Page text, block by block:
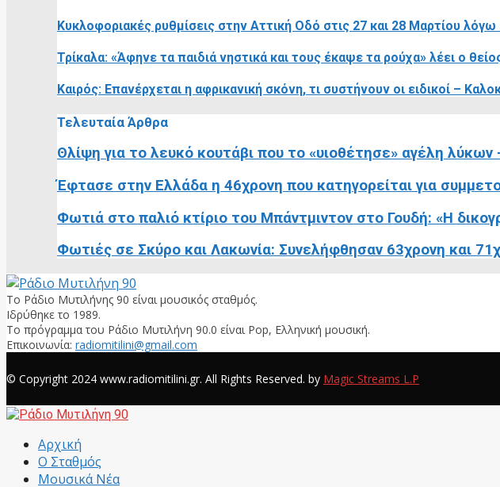
Κυκλοφοριακές ρυθμίσεις στην Αττική Οδό στις 27 και 28 Μαρτίου
Τρίκαλα: «Άφηνε τα παιδιά νηστικά και τους έκαψε τα ρούχα» λέει ο
Καιρός: Επανέρχεται η αφρικανική σκόνη, τι συστήνουν οι ειδικοί –
Τελευταία Άρθρα
Θλίψη για το λευκό κουτάβι που το «υιοθέτησε» αγέλη λύκων
Έφτασε στην Ελλάδα η 46χρονη που κατηγορείται για
Φωτιά στο παλιό κτίριο του Μπάντμιντον στο Γουδή: «Η
Φωτιές σε Σκύρο και Λακωνία: Συνελήφθησαν 63χρονη και
Το Ράδιο Μυτιλήνης 90 είναι μουσικός σταθμός.
Ιδρύθηκε το 1989.
Το πρόγραμμα του Ράδιο Μυτιλήνη 90.0 είναι Pop, Ελληνική μουσική.
Επικοινωνία: radiomitilini@gmail.com
© Copyright 2024 www.radiomitilini.gr. All Rights Reserved. by Magic Streams L.P
Αρχική
Ο Σταθμός
Μουσικά Νέα